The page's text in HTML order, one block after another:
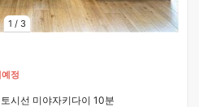
1 / 3
정
시선 미야자키다이 10분